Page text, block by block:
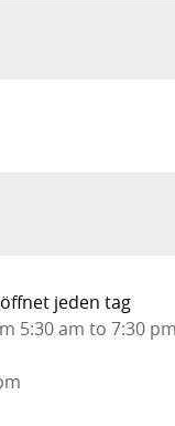
jeden tag
5:30 am to 7:30 pm